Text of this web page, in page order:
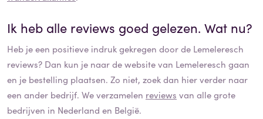
Ik heb alle reviews goed gelezen. Wat nu?
Heb je een positieve indruk gekregen door de Lemeleresch
reviews? Dan kun je naar de website van Lemeleresch gaan
en je bestelling plaatsen. Zo niet, zoek dan hier verder naar
een ander bedrijf. We verzamelen reviews van alle grote
bedrijven in Nederland en België.